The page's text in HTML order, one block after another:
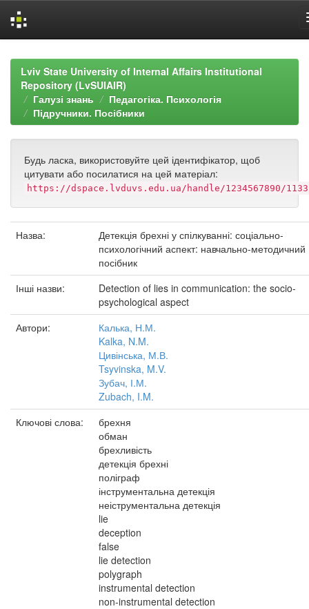
navigationLviv State University of Internal Affairs Institutional
Repository (LvSUIAIR)
Галузі знань
Педагогіка. Психологія
Підручники. Посібники
Будь ласка, використовуйте цей ідентифікатор, щоб
цитувати або посилатися на цей матеріал:
https://dspace.lvduvs.edu.ua/handle/1234567890/1133
Назва:
Детекція брехні у спілкуванні: соціально-
психологічний аспект: навчально-методичний
посібник
Інші назви:
Detection of lies in communication: the socio-
psychological aspect
Автори:
Калька, Н.М.
Kalka, N.M.
Цивінська, М.В.
Tsyvinska, M.V.
Зубач, І.М.
Zubach, I.M.
Ключові слова:
брехня
обман
брехливість
детекція брехні
поліграф
інструментальна детекція
неіструментальна детекція
lie
deception
false
lie detection
polygraph
instrumental detection
non-instrumental detection